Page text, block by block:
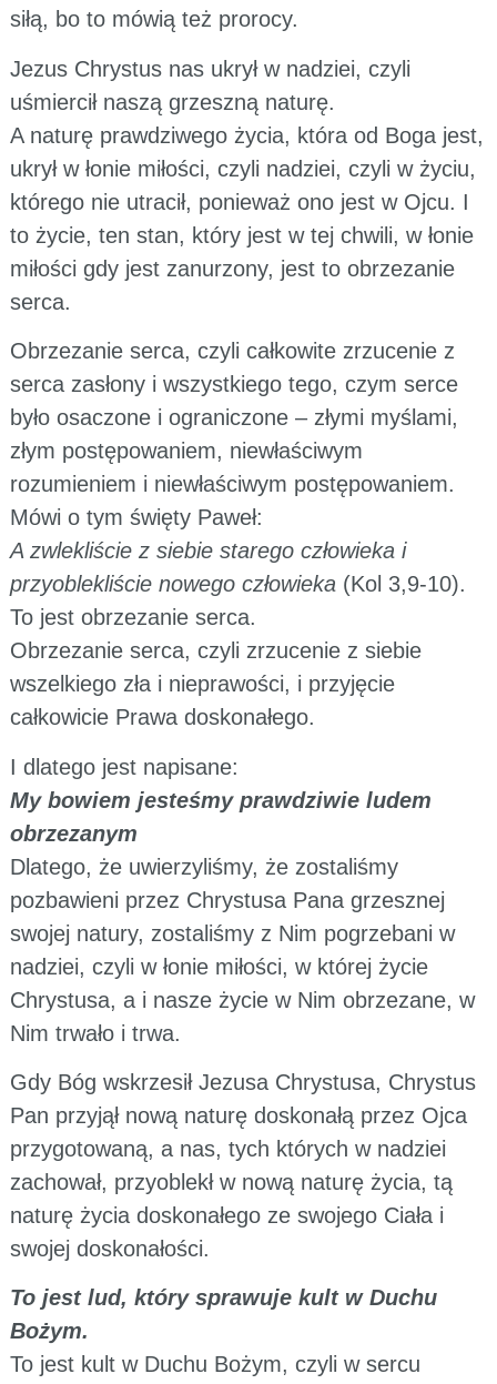
siłą, bo to mówią też prorocy.
Jezus Chrystus nas ukrył w nadziei, czyli
uśmiercił naszą grzeszną naturę.
A naturę prawdziwego życia, która od Boga jest,
ukrył w łonie miłości, czyli nadziei, czyli w życiu,
którego nie utracił, ponieważ ono jest w Ojcu. I
to życie, ten stan, który jest w tej chwili, w łonie
miłości gdy jest zanurzony, jest to obrzezanie
serca.
Obrzezanie serca, czyli całkowite zrzucenie z
serca zasłony i wszystkiego tego, czym serce
było osaczone i ograniczone – złymi myślami,
złym postępowaniem, niewłaściwym
rozumieniem i niewłaściwym postępowaniem.
Mówi o tym święty Paweł:
A zwlekliście z siebie starego człowieka i
przyoblekliście nowego człowieka (Kol 3,9-10).
To jest obrzezanie serca.
Obrzezanie serca, czyli zrzucenie z siebie
wszelkiego zła i nieprawości, i przyjęcie
całkowicie Prawa doskonałego.
I dlatego jest napisane:
My bowiem jesteśmy prawdziwie ludem
obrzezanym
Dlatego, że uwierzyliśmy, że zostaliśmy
pozbawieni przez Chrystusa Pana grzesznej
swojej natury, zostaliśmy z Nim pogrzebani w
nadziei, czyli w łonie miłości, w której życie
Chrystusa, a i nasze życie w Nim obrzezane, w
Nim trwało i trwa.
Gdy Bóg wskrzesił Jezusa Chrystusa, Chrystus
Pan przyjął nową naturę doskonałą przez Ojca
przygotowaną, a nas, tych których w nadziei
zachował, przyoblekł w nową naturę życia, tą
naturę życia doskonałego ze swojego Ciała i
swojej doskonałości.
To jest lud, który sprawuje kult w Duchu
Bożym.
To jest kult w Duchu Bożym, czyli w sercu